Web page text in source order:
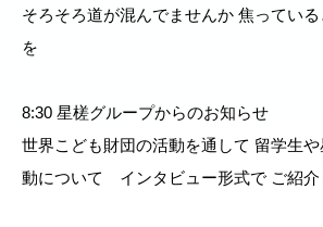
そろそろ道が混んでませんか 焦ってい
を
8:30 星槎グループからのお知らせ
世界こども財団の活動を通して 留学生
動について インタビュー形式で ご紹介